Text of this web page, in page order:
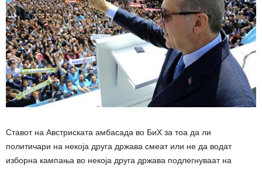
Ставот на Австриската амбасада во БиХ за тоа да ли
политичари на некоја друга држава смеат или не да водат
изборна кампања во некоја друга држава подлегнуваат на